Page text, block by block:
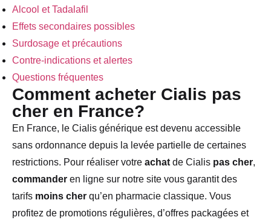
Alcool et Tadalafil
Effets secondaires possibles
Surdosage et précautions
Contre-indications et alertes
Questions fréquentes
Comment acheter Cialis pas
cher en France?
En France, le Cialis générique est devenu accessible
sans ordonnance depuis la levée partielle de certaines
restrictions. Pour réaliser votre achat de Cialis pas cher,
commander en ligne sur notre site vous garantit des
tarifs moins cher qu’en pharmacie classique. Vous
profitez de promotions régulières, d’offres packagées et